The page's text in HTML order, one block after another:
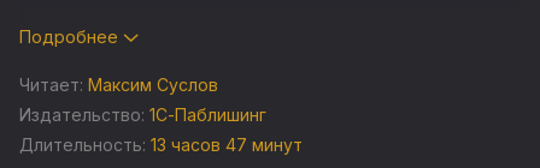
Представляем в аудиоформате четвёртую и финальную
В долине, окружённой стеной неприступных гор, издавна
обитают племена, на знающие даже, что такое железо. И
вот в их замкнутый мирок приходит беда. Орда
Подробнее
Читает: Максим Суслов
Издательство: 1С-Паблишинг
Длительность: 13 часов 47 минут